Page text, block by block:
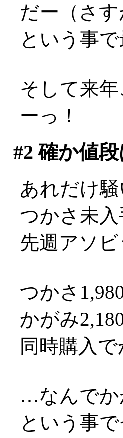
だー（さ
という事
そして来
ーっ！
#2 確か値
あれだけ
つかさ未
先週アソ
つかさ
かがみ
同時購入
…なんでか
という事